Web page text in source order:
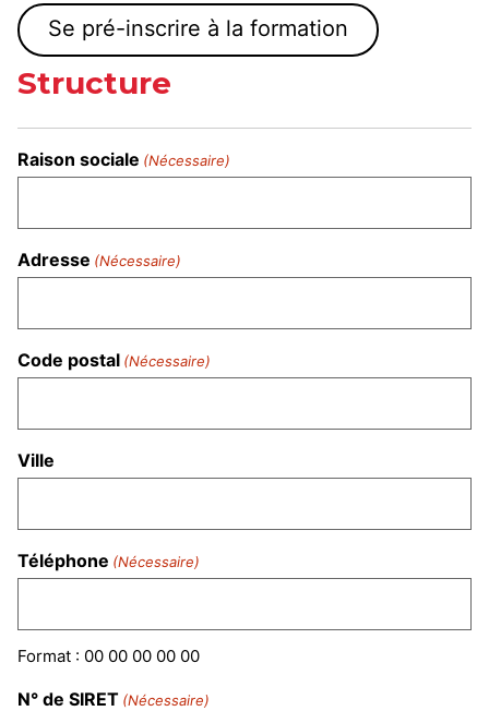
Se pré-inscrire à la formation
Structure
Raison sociale (Nécessaire)
Adresse (Nécessaire)
Code postal (Nécessaire)
Ville
Téléphone (Nécessaire)
Format : 00 00 00 00 00
N° de SIRET (Nécessaire)